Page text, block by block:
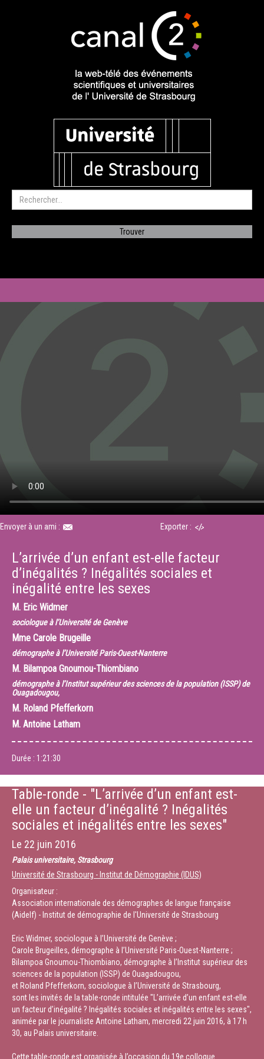
Envoyer à un ami : Exporter :
L’arrivée d’un enfant est-elle facteur
d’inégalités ? Inégalités sociales et
inégalité entre les sexes
M. Eric Widmer
sociologue à l’Université de Genève
Mme Carole Brugeille
démographe à l’Université Paris-Ouest-Nanterre
M. Bilampoa Gnoumou-Thiombiano
démographe à l’Institut supérieur des sciences de la population (ISSP) de
Ouagadougou,
M. Roland Pfefferkorn
M. Antoine Latham
Durée : 1:21:30
Table-ronde - "L’arrivée d’un enfant est-
elle un facteur d’inégalité ? Inégalités
sociales et inégalités entre les sexes"
Le 22 juin 2016
Palais universitaire, Strasbourg
Université de Strasbourg - Institut de Démographie (IDUS)
Organisateur :
Association internationale des démographes de langue française
(Aidelf) - Institut de démographie de l'Université de Strasbourg
Eric Widmer, sociologue à l’Université de Genève ;
Carole Brugeilles, démographe à l’Université Paris-Ouest-Nanterre ;
Bilampoa Gnoumou-Thiombiano, démographe à l’Institut supérieur des
sciences de la population (ISSP) de Ouagadougou,
et Roland Pfefferkorn, sociologue à l’Université de Strasbourg,
sont les invités de la table-ronde intitulée "L’arrivée d’un enfant est-elle
un facteur d’inégalité ? Inégalités sociales et inégalités entre les sexes",
animée par le journaliste Antoine Latham, mercredi 22 juin 2016, à 17 h
30, au Palais universitaire.
Cette table-ronde est organisée à l’occasion du 19e colloque